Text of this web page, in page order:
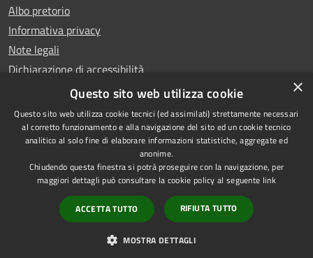
Albo pretorio
Informativa privacy
Note legali
Dichiarazione di accessibilità
Whistleblowing
Accessibilità
di Ciampino
Powered byMunicipium
• Accesso redazione
×
Questo sito web utilizza cookie
Questo sito web utilizza cookie tecnici (ed assimilati) strettamente necessari
al corretto funzionamento e alla navigazione del sito ed un cookie tecnico
analitico al solo fine di elaborare informazioni statistiche, aggregate ed
anonime.
Chiudendo questa finestra si potrà proseguire con la navigazione, per
maggiori dettagli può consultare la cookie policy al seguente link
ACCETTA TUTTO RIFIUTA TUTTO
MOSTRA DETTAGLI